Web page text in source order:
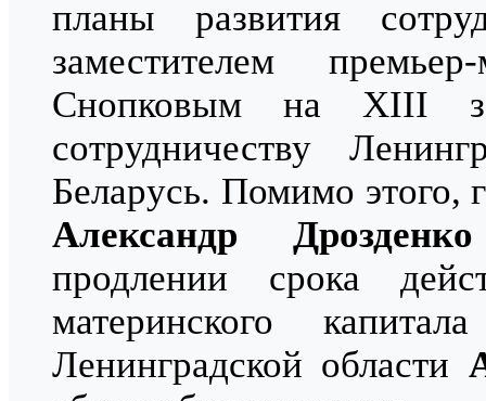
планы развития
заместителем
Снопковым на XIII
сотрудничеству
Беларусь. Помимо этого,
Александр Дрозденко
продлении срока
материнского
Ленинградской области